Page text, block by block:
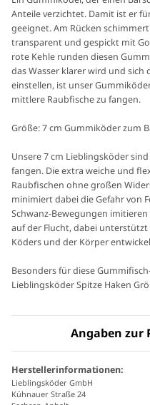
Anteile verzichtet. Damit ist er
geeignet. Am Rücken
transparent und gespickt mit
rote Kehle runden diesen
das Wasser klarer wird und sich
einstellen, ist unser
mittlere Raubfische zu fangen.
Größe: 7 cm Gummiköder zum
Unsere 7 cm Lieblingsköder
fangen. Die extra weiche und
Raubfischen ohne großen
minimiert dabei die Gefahr von
Schwanz-Bewegungen
auf der Flucht, dabei
Köders und der Körper
Besonders für diese
Lieblingsköder Spitze Haken
Angaben zur
Herstellerinformationen:
Lieblingsköder GmbH
Kühnauer Straße 24